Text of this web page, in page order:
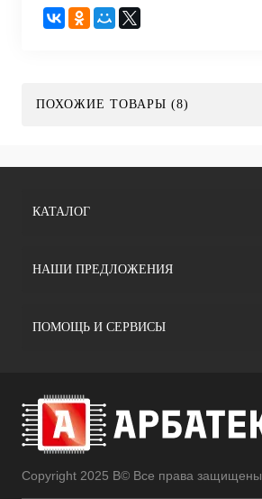
ПОХОЖИЕ ТОВАРЫ (8)
КАТАЛОГ
НАШИ ПРЕДЛОЖЕНИЯ
ПОМОЩЬ И СЕРВИСЫ
Copyright 2025 В© Все права защищены